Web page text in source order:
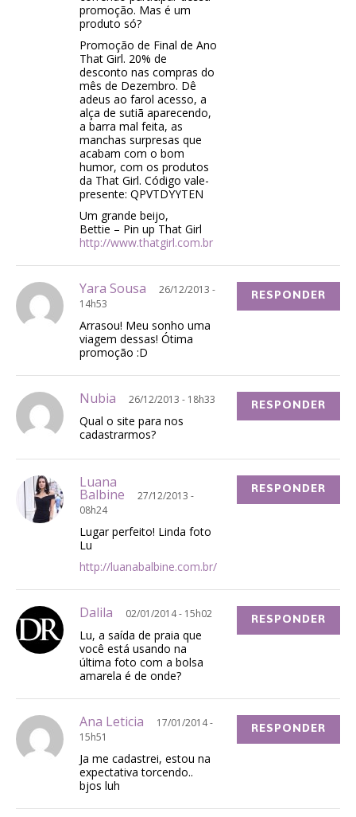
promoção. Mas é um
produto só?
Promoção de Final de Ano
That Girl. 20% de
desconto nas compras do
mês de Dezembro. Dê
adeus ao farol acesso, a
alça de sutiã aparecendo,
a barra mal feita, as
manchas surpresas que
acabam com o bom
humor, com os produtos
da That Girl. Código vale-
presente: QPVTDYYTEN
Um grande beijo,
Bettie – Pin up That Girl
http://www.thatgirl.com.br
Yara Sousa
26/12/2013 -
14h53
Arrasou! Meu sonho uma
viagem dessas! Ótima
promoção :D
RESPONDER
Nubia 26/12/2013 - 18h33
Qual o site para nos
cadastrarmos?
RESPONDER
Luana
Balbine
27/12/2013 -
08h24
Lugar perfeito! Linda foto
Lu
http://luanabalbine.com.br/
RESPONDER
Dalila 02/01/2014 - 15h02
Lu, a saída de praia que
você está usando na
última foto com a bolsa
amarela é de onde?
RESPONDER
Ana Leticia
17/01/2014 -
15h51
Ja me cadastrei, estou na
expectativa torcendo..
bjos luh
RESPONDER